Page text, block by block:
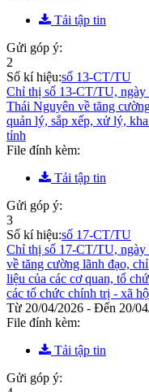
Tải tập tin
Gửi góp ý:
2
Số kí hiệu:số 13-CT/TU
Chỉ thị số 13-CT/TU,
Thái Nguyên về tăng
quản lý, sắp xếp, xử lý,
tỉnh
File đính kèm:
Tải tập tin
Gửi góp ý:
3
Số kí hiệu:số 17-CT/TU
Chỉ thị số 17-CT/TU,
về tăng cường lãnh đạo,
liệu của các cơ quan, tổ
các tổ chức chính trị - xã
Từ 20/04/2026 - Đến 20/
File đính kèm:
Tải tập tin
Gửi góp ý: